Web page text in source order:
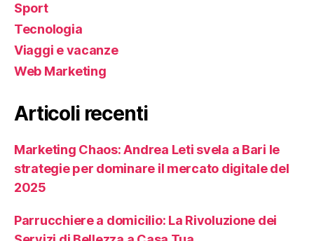
Sport
Tecnologia
Viaggi e vacanze
Web Marketing
Articoli recenti
Marketing Chaos: Andrea Leti svela a Bari le
strategie per dominare il mercato digitale del
2025
Parrucchiere a domicilio: La Rivoluzione dei